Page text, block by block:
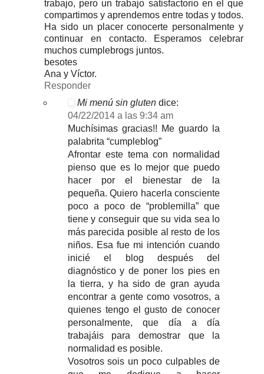
trabajo, pero un trabajo satisfactorio en el que
compartimos y aprendemos entre todas y todos.
Ha sido un placer conocerte personalmente y
continuar en contacto. Esperamos celebrar
muchos cumplebrogs juntos.
besotes
Ana y Víctor.
Responder
Mi menú sin gluten dice:
04/22/2014 a las 9:34 am
Muchísimas gracias!! Me guardo la
palabrita “cumpleblog”
Afrontar este tema con normalidad
pienso que es lo mejor que puedo
hacer por el bienestar de la
pequeña. Quiero hacerla consciente
poco a poco de “problemilla” que
tiene y conseguir que su vida sea lo
más parecida posible al resto de los
niños. Esa fue mi intención cuando
inicié el blog después del
diagnóstico y de poner los pies en
la tierra, y ha sido de gran ayuda
encontrar a gente como vosotros, a
quienes tengo el gusto de conocer
personalmente, que día a día
trabajáis para demostrar que la
normalidad es posible.
Vosotros sois un poco culpables de